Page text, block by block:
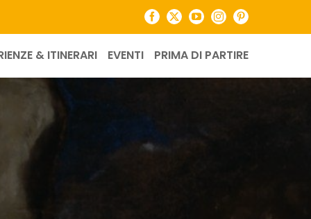
Facebook
X YouTubeInstagramPinterest
& ITINERARI EVENTI PRIMA DI PARTIRE